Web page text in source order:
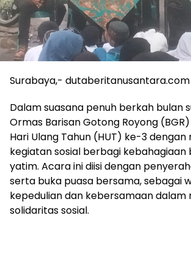
Surabaya,- dutaberitanusantara.com
Dalam suasana penuh berkah bulan
Ormas Barisan Gotong Royong
Hari Ulang Tahun (HUT) ke-3
kegiatan sosial berbagi kebahagiaan
yatim. Acara ini diisi dengan
serta buka puasa bersama, sebagai
kepedulian dan kebersamaan dalam
solidaritas sosial.